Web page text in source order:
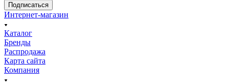
Подписаться
Интернет-магазин
Каталог
Бренды
Распродажа
Карта сайта
Компания